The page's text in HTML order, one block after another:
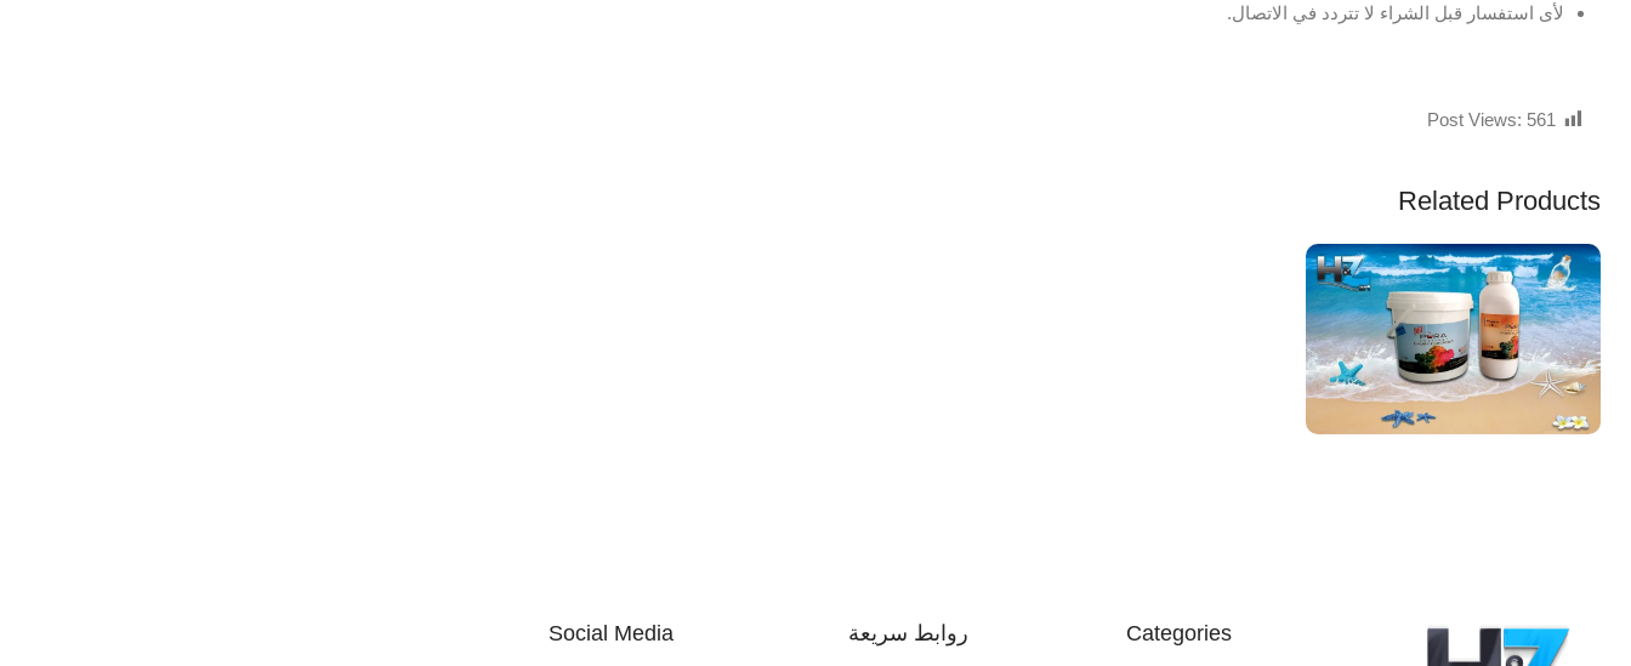
لأى استفسار قبل الشراء لا تتردد في الاتصال.
Post Views: 561
Related Products
Categories روابط سريعة Social Media